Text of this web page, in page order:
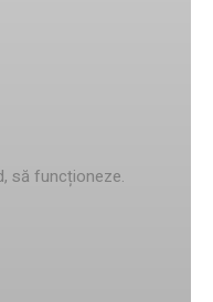
să funcționeze.